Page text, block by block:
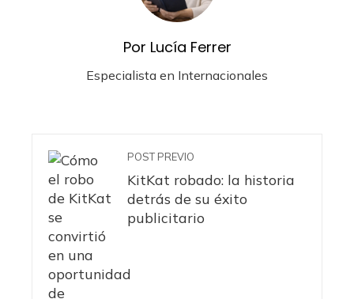
Por Lucía Ferrer
Especialista en Internacionales
POST PREVIO
KitKat robado: la historia
detrás de su éxito
publicitario